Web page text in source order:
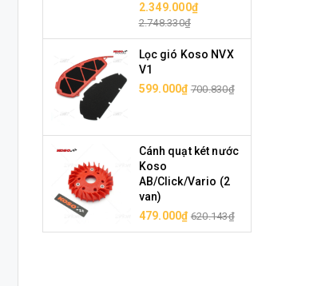
2.349.000₫
2.748.330₫
Lọc gió Koso NVX
V1
599.000₫ 700.830₫
Cánh quạt két nước
Koso
AB/Click/Vario (2
van)
479.000₫ 620.143₫